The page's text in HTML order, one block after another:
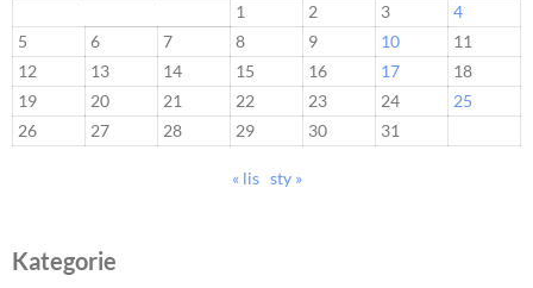
1
2 3
4
5
6 7 8 9 10
11
12
13 14 15 16 17
18
19
20 21 22 23 24
25
26
27 28 29 30 31
« lis sty »
Kategorie